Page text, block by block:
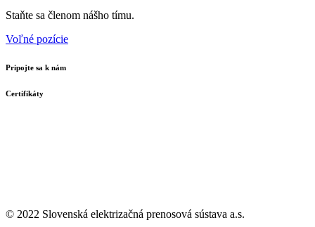
Staňte sa členom nášho tímu.
Voľné pozície
Pripojte sa k nám
Certifikáty
© 2022 Slovenská elektrizačná prenosová sústava a.s.